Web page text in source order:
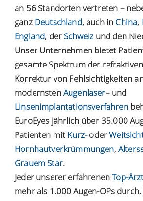
an 56 Standorten vertreten –
ganz Deutschland, auch in China,
England, der Schweiz und den
Unser Unternehmen bietet
gesamte Spektrum der
Korrektur von Fehlsichtigkeiten
modernstenAugenlaser– und
Linsenimplantationsverfahren
EuroEyes jährlich über 35.000
Patienten mit Kurz-oder
Hornhautverkrümmungen,
Grauem Star.
Jeder unserer erfahrenenTop-
mehr als 1.000 Augen-OPs